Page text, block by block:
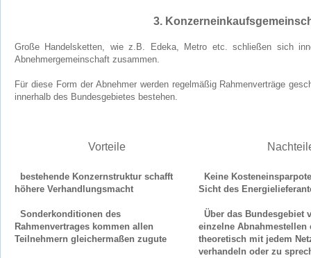
3.
Große Handelsketten, wie z.B. Edeka, Metro etc. schließen sich
Abnehmergemeinschaft zusammen.
Für diese Form der Abnehmer werden regelmäßig Rahmenverträge
innerhalb des Bundesgebietes bestehen.
Vorteile
bestehende Konzernstruktur schafft
höhere Verhandlungsmacht
Keine
Sicht des
Sonderkonditionen des
Rahmenvertrages kommen allen
Teilnehmern gleichermaßen zugute
Über das Bundesgebiet
einzelne Abnahmestellen
theoretisch mit jedem
verhandeln oder zu